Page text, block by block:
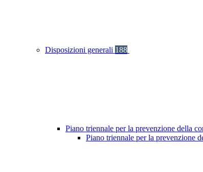
Disposizioni generali 188
Piano triennale per la prevenzione della
Piano triennale per la prevenzione